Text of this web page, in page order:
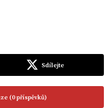
Sdílejte
(0 příspěvků)